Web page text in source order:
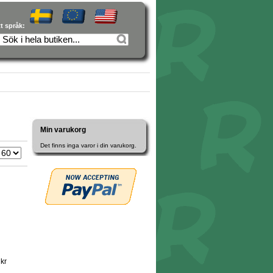
språk:
Min varukorg
Det finns inga varor i din varukorg.